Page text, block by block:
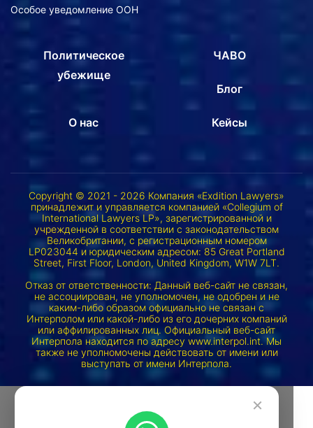
Особое уведомление ООН
Политическое
убежище
ЧАВО
Блог
О нас Кейсы
Copyright © 2021 - 2026 Компания «Exdition Lawyers»
принадлежит и управляется компанией «Collegium of
International Lawyers LP», зарегистрированной и
учрежденной в соответствии с законодательством
Великобритании, с регистрационным номером
LP023044 и юридическим адресом: 85 Great Portland
Street, First Floor, London, United Kingdom, W1W 7LT.
Отказ от ответственности: Данный веб-сайт не связан,
не ассоциирован, не уполномочен, не одобрен и не
каким-либо образом официально не связан с
Интерполом или какой-либо из его дочерних компаний
или аффилированных лиц. Официальный веб-сайт
Интерпола находится по адресу www.interpol.int. Мы
также не уполномочены действовать от имени или
выступать от имени Интерпола.
×